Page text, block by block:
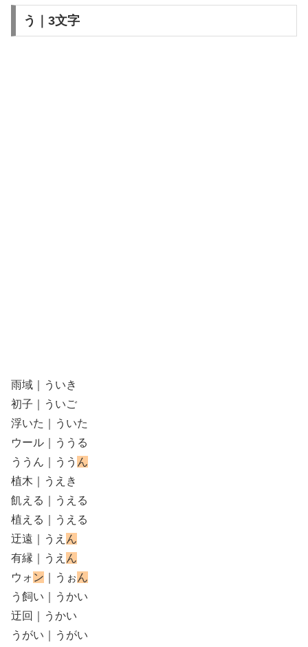
う｜3文字
雨域｜ういき
初子｜ういご
浮いた｜ういた
ウール｜ううる
ううん｜うう ん
植木｜うえき
飢える｜うえる
植える｜うえる
迂遠｜うえ ん
有縁｜うえ ん
ウォ ン ｜うぉん
う飼い｜うかい
迂回｜うかい
うがい｜うがい